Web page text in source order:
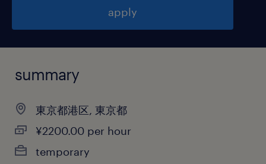
apply
summary
東京都港区, 東京都
¥2200.00 per hour
temporary